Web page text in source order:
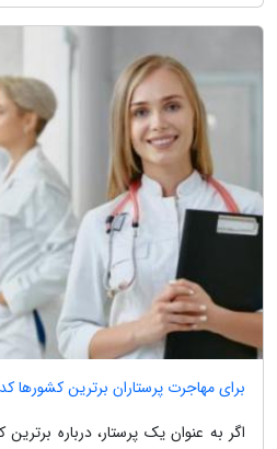
برای مهاجرت پرستاران برترین کشورها
اگر به عنوان یک پرستار، درباره